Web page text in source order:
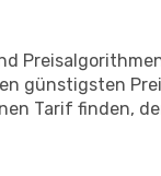
günstigsten
Tarif finden,